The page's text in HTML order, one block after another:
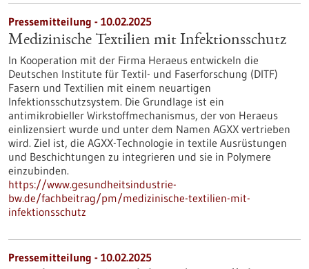
Pressemitteilung - 10.02.2025
Medizinische Textilien mit Infektionsschutz
In Kooperation mit der Firma Heraeus entwickeln die
Deutschen Institute für Textil- und Faserforschung (DITF)
Fasern und Textilien mit einem neuartigen
Infektionsschutzsystem. Die Grundlage ist ein
antimikrobieller Wirkstoffmechanismus, der von Heraeus
einlizensiert wurde und unter dem Namen AGXX vertrieben
wird. Ziel ist, die AGXX-Technologie in textile Ausrüstungen
und Beschichtungen zu integrieren und sie in Polymere
einzubinden.
https://www.gesundheitsindustrie-
bw.de/fachbeitrag/pm/medizinische-textilien-mit-
infektionsschutz
Pressemitteilung - 10.02.2025